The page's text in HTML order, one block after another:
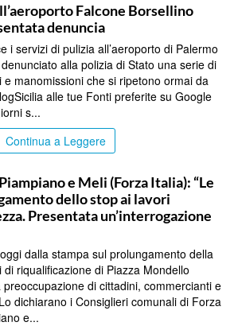
Falcone Borsellino
denuncia
i servizi di pulizia all’aeroporto di Palermo
alla polizia di Stato una serie di
manomissioni che si ripetono ormai da
alle tue Fonti preferite su Google
s...
Continua a Leggere
e Meli (Forza Italia): “Le
dello stop ai lavori
Presentata un’interrogazione
dalla stampa sul prolungamento della
riqualificazione di Piazza Mondello
di cittadini, commercianti e
dichiarano i Consiglieri comunali di Forza
e...